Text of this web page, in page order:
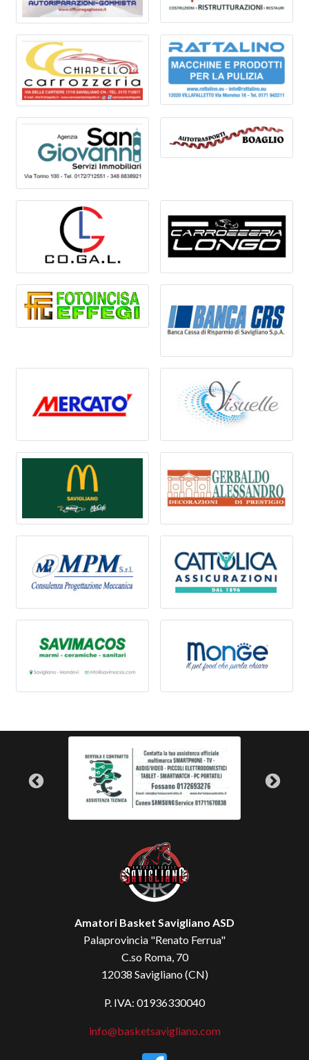
Amatori Basket Savigliano ASD
Palaprovincia "Renato Ferrua"
C.so Roma, 70
12038 Savigliano (CN)
P. IVA: 01936330040
info@basketsavigliano.com